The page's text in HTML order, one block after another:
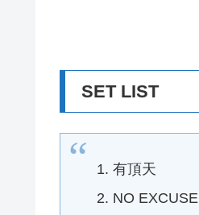
SET LIST
有頂天
NO EXCUSE